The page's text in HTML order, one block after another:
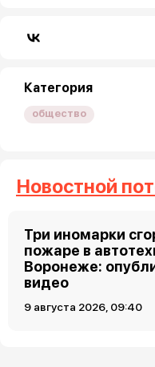
Категория
общество
Новостной
Три иномарки
пожаре в
Воронеже:
видео
9 августа 2026, 09:40